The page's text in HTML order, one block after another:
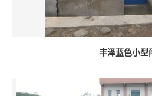
丰泽蓝色小型